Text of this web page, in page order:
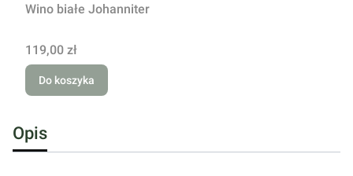
Wino białe Johanniter
Cena
119,00 zł
Do koszyka
Opis